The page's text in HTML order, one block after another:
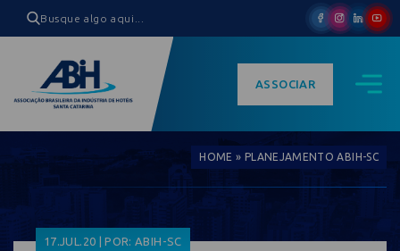
ASSOCIAR
HOME » PLANEJAMENTO ABIH-SC
17.JUL.20 | POR: ABIH-SC